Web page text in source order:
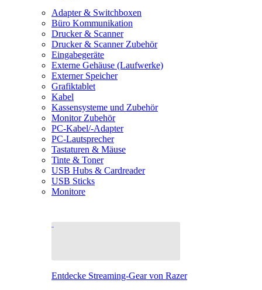
Adapter & Switchboxen
Büro Kommunikation
Drucker & Scanner
Drucker & Scanner Zubehör
Eingabegeräte
Externe Gehäuse (Laufwerke)
Externer Speicher
Grafiktablet
Kabel
Kassensysteme und Zubehör
Monitor Zubehör
PC-Kabel/-Adapter
PC-Lautsprecher
Tastaturen & Mäuse
Tinte & Toner
USB Hubs & Cardreader
USB Sticks
Monitore
Entdecke Streaming-Gear von Razer